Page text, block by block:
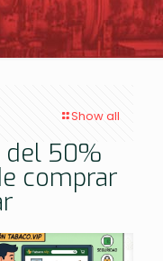
Show all
del 50%
comprar